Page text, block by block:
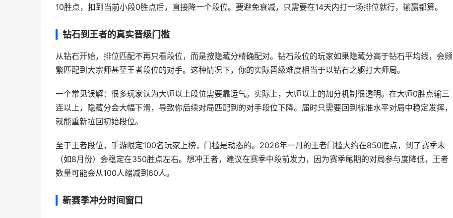
10胜点，扣到当前小段0胜点后，直接降一个段位。要避免衰减，只需要在14天内打一场排位就行，输赢都算。
钻石到王者的真实晋级门槛
从钻石开始，排位匹配不再只看段位，而是按隐藏分精确配对。钻石段位的玩家如果隐藏分高于钻石平均线，会频
繁匹配到大宗师甚至王者段位的对手。这种情况下，你的实际晋级难度相当于以钻石之躯打大师局。
一个常见误解：很多玩家认为大师以上段位需要靠运气。实际上，大师以上的加分机制很透明。在大师0胜点输三
连以上，隐藏分会大幅下滑，导致你后续对局匹配到的对手段位下降。届时只需要回到标准水平对局中稳定发挥，
就能重新拉回初始段位。
至于王者段位，手游限定100名玩家上榜，门槛是动态的。2026年一月的王者门槛大约在850胜点，到了赛季末
（如8月份）会稳定在350胜点左右。想冲王者，建议在赛季中段前发力，因为赛季尾期的对局参与度降低，王者
数量可能会从100人缩减到60人。
新赛季冲分时间窗口